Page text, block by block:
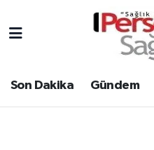
Son Dakika Gündem
Gündem
Nöbetçi Eczaneler
Hava Durumu